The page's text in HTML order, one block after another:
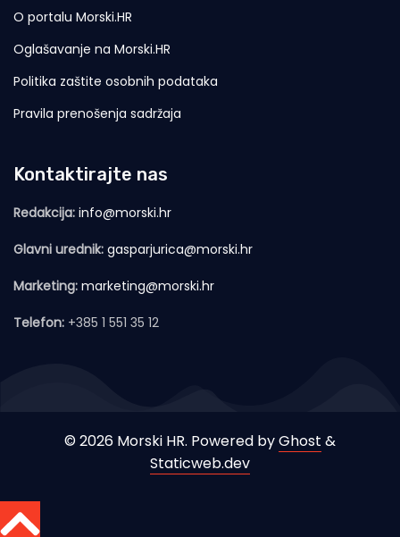
O portalu Morski.HR
Oglašavanje na Morski.HR
Politika zaštite osobnih podataka
Pravila prenošenja sadržaja
Kontaktirajte nas
Redakcija: info@morski.hr
Glavni urednik: gasparjurica@morski.hr
Marketing: marketing@morski.hr
Telefon: +385 1 551 35 12
© 2026 Morski HR. Powered byGhost &
Staticweb.dev